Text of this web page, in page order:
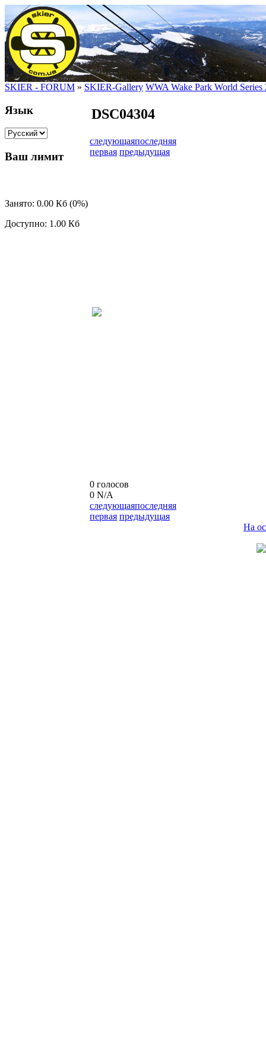
SKIER - FORUM » SKIER-Gallery WWA Wake Park World Series
Язык
Ваш лимит
Занято: 0.00 Кб (0%)
Доступно: 1.00 Кб
DSC04304
следующаяпоследняя
первая предыдущая
0 голосов
0 N/A
следующаяпоследняя
первая предыдущая
На